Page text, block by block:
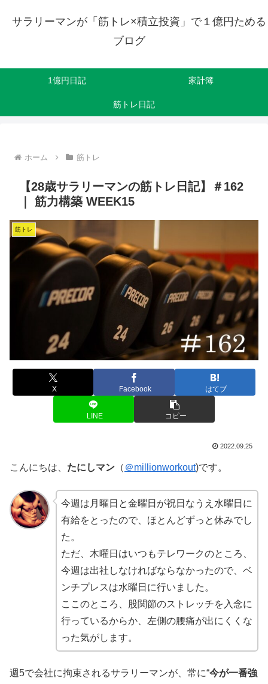
サラリーマンが「筋トレ×積立投資」で１億円ためる
ブログ
1億円日記 家計簿
筋トレ日記
ホーム 筋トレ
【28歳サラリーマンの筋トレ日記】＃162
｜ 筋力構築 WEEK15
筋トレ
X Facebook はてブ
LINE コピー
2022.09.25
こんにちは、 たにしマン （ ＠millionworkout)です。
今週は月曜日と金曜日が祝日なうえ水曜日に
有給をとったので、ほとんどずっと休みでし
た。
ただ、木曜日はいつもテレワークのところ、
今週は出社しなければならなかったので、ベ
ンチプレスは水曜日に行いました。
ここのところ、股関節のストレッチを入念に
行っているからか、左側の腰痛が出にくくな
った気がします。
週5で会社に拘束されるサラリーマンが、常に“今が一番強